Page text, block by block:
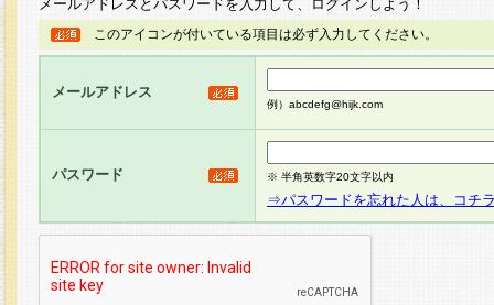
メールアドレスとパスワードを入力して、ログインしよう！
このアイコンが付いている項目は必ず入力してください。
メールアドレス
例）abcdefg@hijk.com
パスワード ※ 半角英数字20文字以内
⇒パスワードを忘れた人は、コチ